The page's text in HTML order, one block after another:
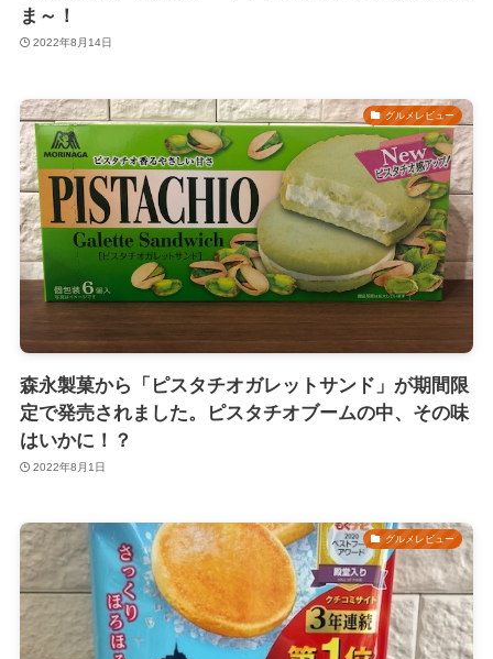
ま～！
2022年8月14日
グルメレビュー
森永製菓から「ピスタチオガレットサンド」が期間限
定で発売されました。ピスタチオブームの中、その味
はいかに！？
2022年8月1日
グルメレビュー